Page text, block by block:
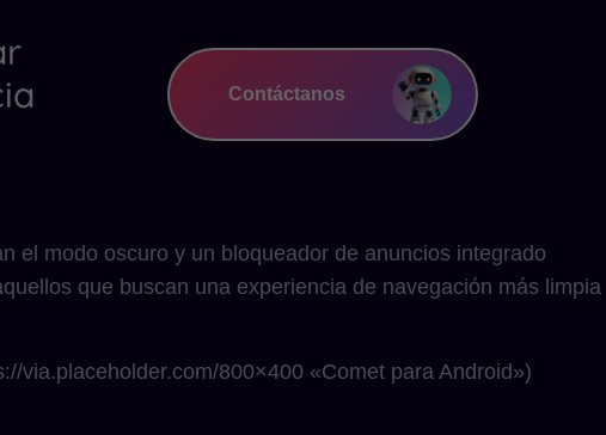
Contáctanos
el modo oscuro y un bloqueador de anuncios integrado
que buscan una experiencia de navegación más limpia
via.placeholder.com/800×400 «Comet para Android»)